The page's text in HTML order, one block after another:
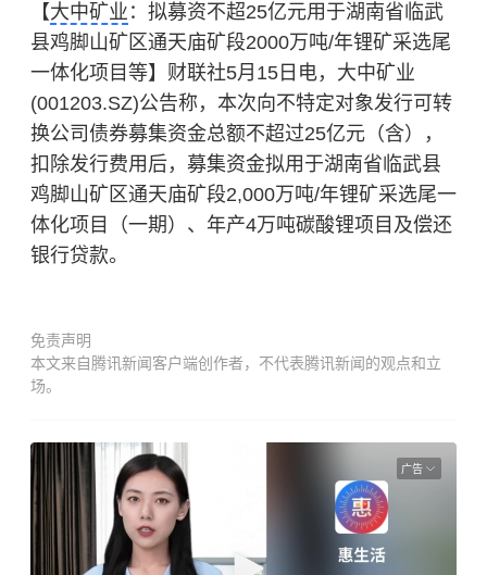
【大中矿业 ：拟募资不超25亿元用于湖南省临武
县鸡脚山矿区通天庙矿段2000万吨/年锂矿采选尾
一体化项目等】财联社5月15日电，大中矿业
(001203.SZ)公告称，本次向不特定对象发行可转
换公司债券募集资金总额不超过25亿元（含），
扣除发行费用后，募集资金拟用于湖南省临武县
鸡脚山矿区通天庙矿段2,000万吨/年锂矿采选尾一
体化项目（一期）、年产4万吨碳酸锂项目及偿还
银行贷款。
免责声明
本文来自腾讯新闻客户端创作者，不代表腾讯新闻的观点和立
场。
广告